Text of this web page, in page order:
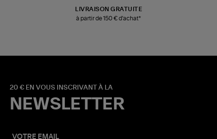
LIVRAISON GRATUITE
à partir de 150 € d'achat*
20 € EN VOUS INSCRIVANT À LA
NEWSLETTER